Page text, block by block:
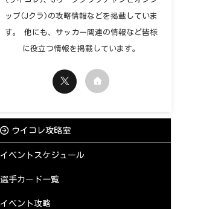
ップ(Jクラ)の攻略情報などを掲載していま
す。 他にも、サッカー関連の情報など皆様
に役立つ情報を掲載しています。
ウイコレ攻略室
イベントスケジュール
選手カード一覧
イベント攻略